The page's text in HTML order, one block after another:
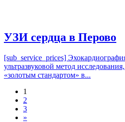
УЗИ сердца в Перово
[sub_service_prices]
ультразвуковой метод
«золотым стандартом» в...
1
2
3
»